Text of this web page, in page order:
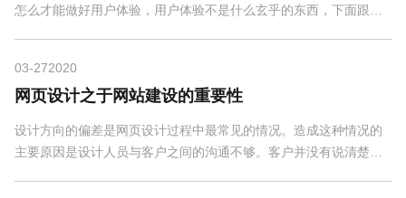
怎么才能做好用户体验，用户体验不是什么玄乎的东西，下面跟着
03-272020
网页设计之于网站建设的重要性
设计方向的偏差是网页设计过程中最常见的情况。造成这种情况的
主要原因是设计人员与客户之间的沟通不够。客户并没有说清楚网